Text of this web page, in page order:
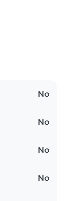
No
No
No
No